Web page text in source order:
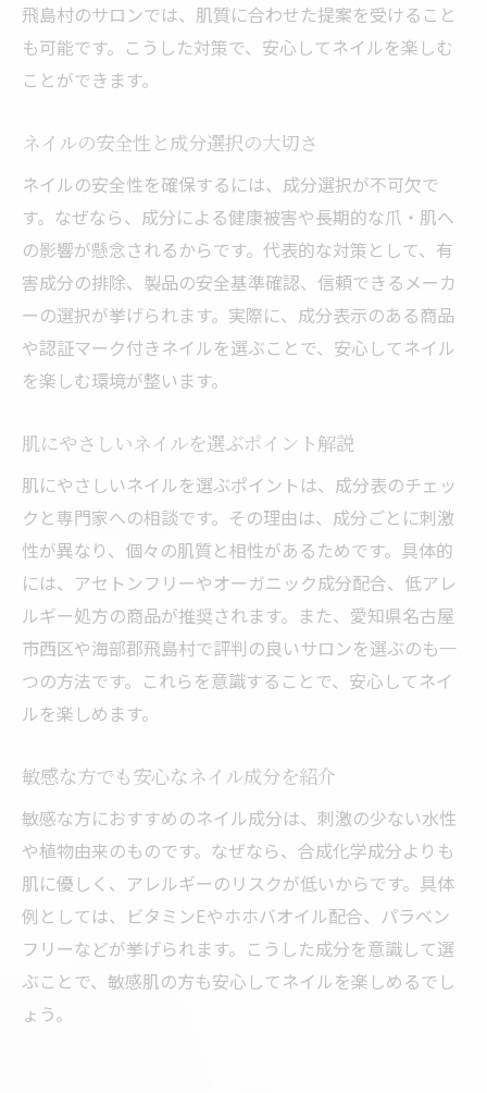
飛島村のサロンでは、肌質に合わせた提案を受けること
も可能です。こうした対策で、安心してネイルを楽しむ
ことができます。
ネイルの安全性と成分選択の大切さ
ネイルの安全性を確保するには、成分選択が不可欠で
す。なぜなら、成分による健康被害や長期的な爪・肌へ
の影響が懸念されるからです。代表的な対策として、有
害成分の排除、製品の安全基準確認、信頼できるメーカ
ーの選択が挙げられます。実際に、成分表示のある商品
や認証マーク付きネイルを選ぶことで、安心してネイル
を楽しむ環境が整います。
肌にやさしいネイルを選ぶポイント解説
肌にやさしいネイルを選ぶポイントは、成分表のチェッ
クと専門家への相談です。その理由は、成分ごとに刺激
性が異なり、個々の肌質と相性があるためです。具体的
には、アセトンフリーやオーガニック成分配合、低アレ
ルギー処方の商品が推奨されます。また、愛知県名古屋
市西区や海部郡飛島村で評判の良いサロンを選ぶのも一
つの方法です。これらを意識することで、安心してネイ
ルを楽しめます。
敏感な方でも安心なネイル成分を紹介
敏感な方におすすめのネイル成分は、刺激の少ない水性
や植物由来のものです。なぜなら、合成化学成分よりも
肌に優しく、アレルギーのリスクが低いからです。具体
例としては、ビタミンEやホホバオイル配合、パラベン
フリーなどが挙げられます。こうした成分を意識して選
ぶことで、敏感肌の方も安心してネイルを楽しめるでし
ょう。